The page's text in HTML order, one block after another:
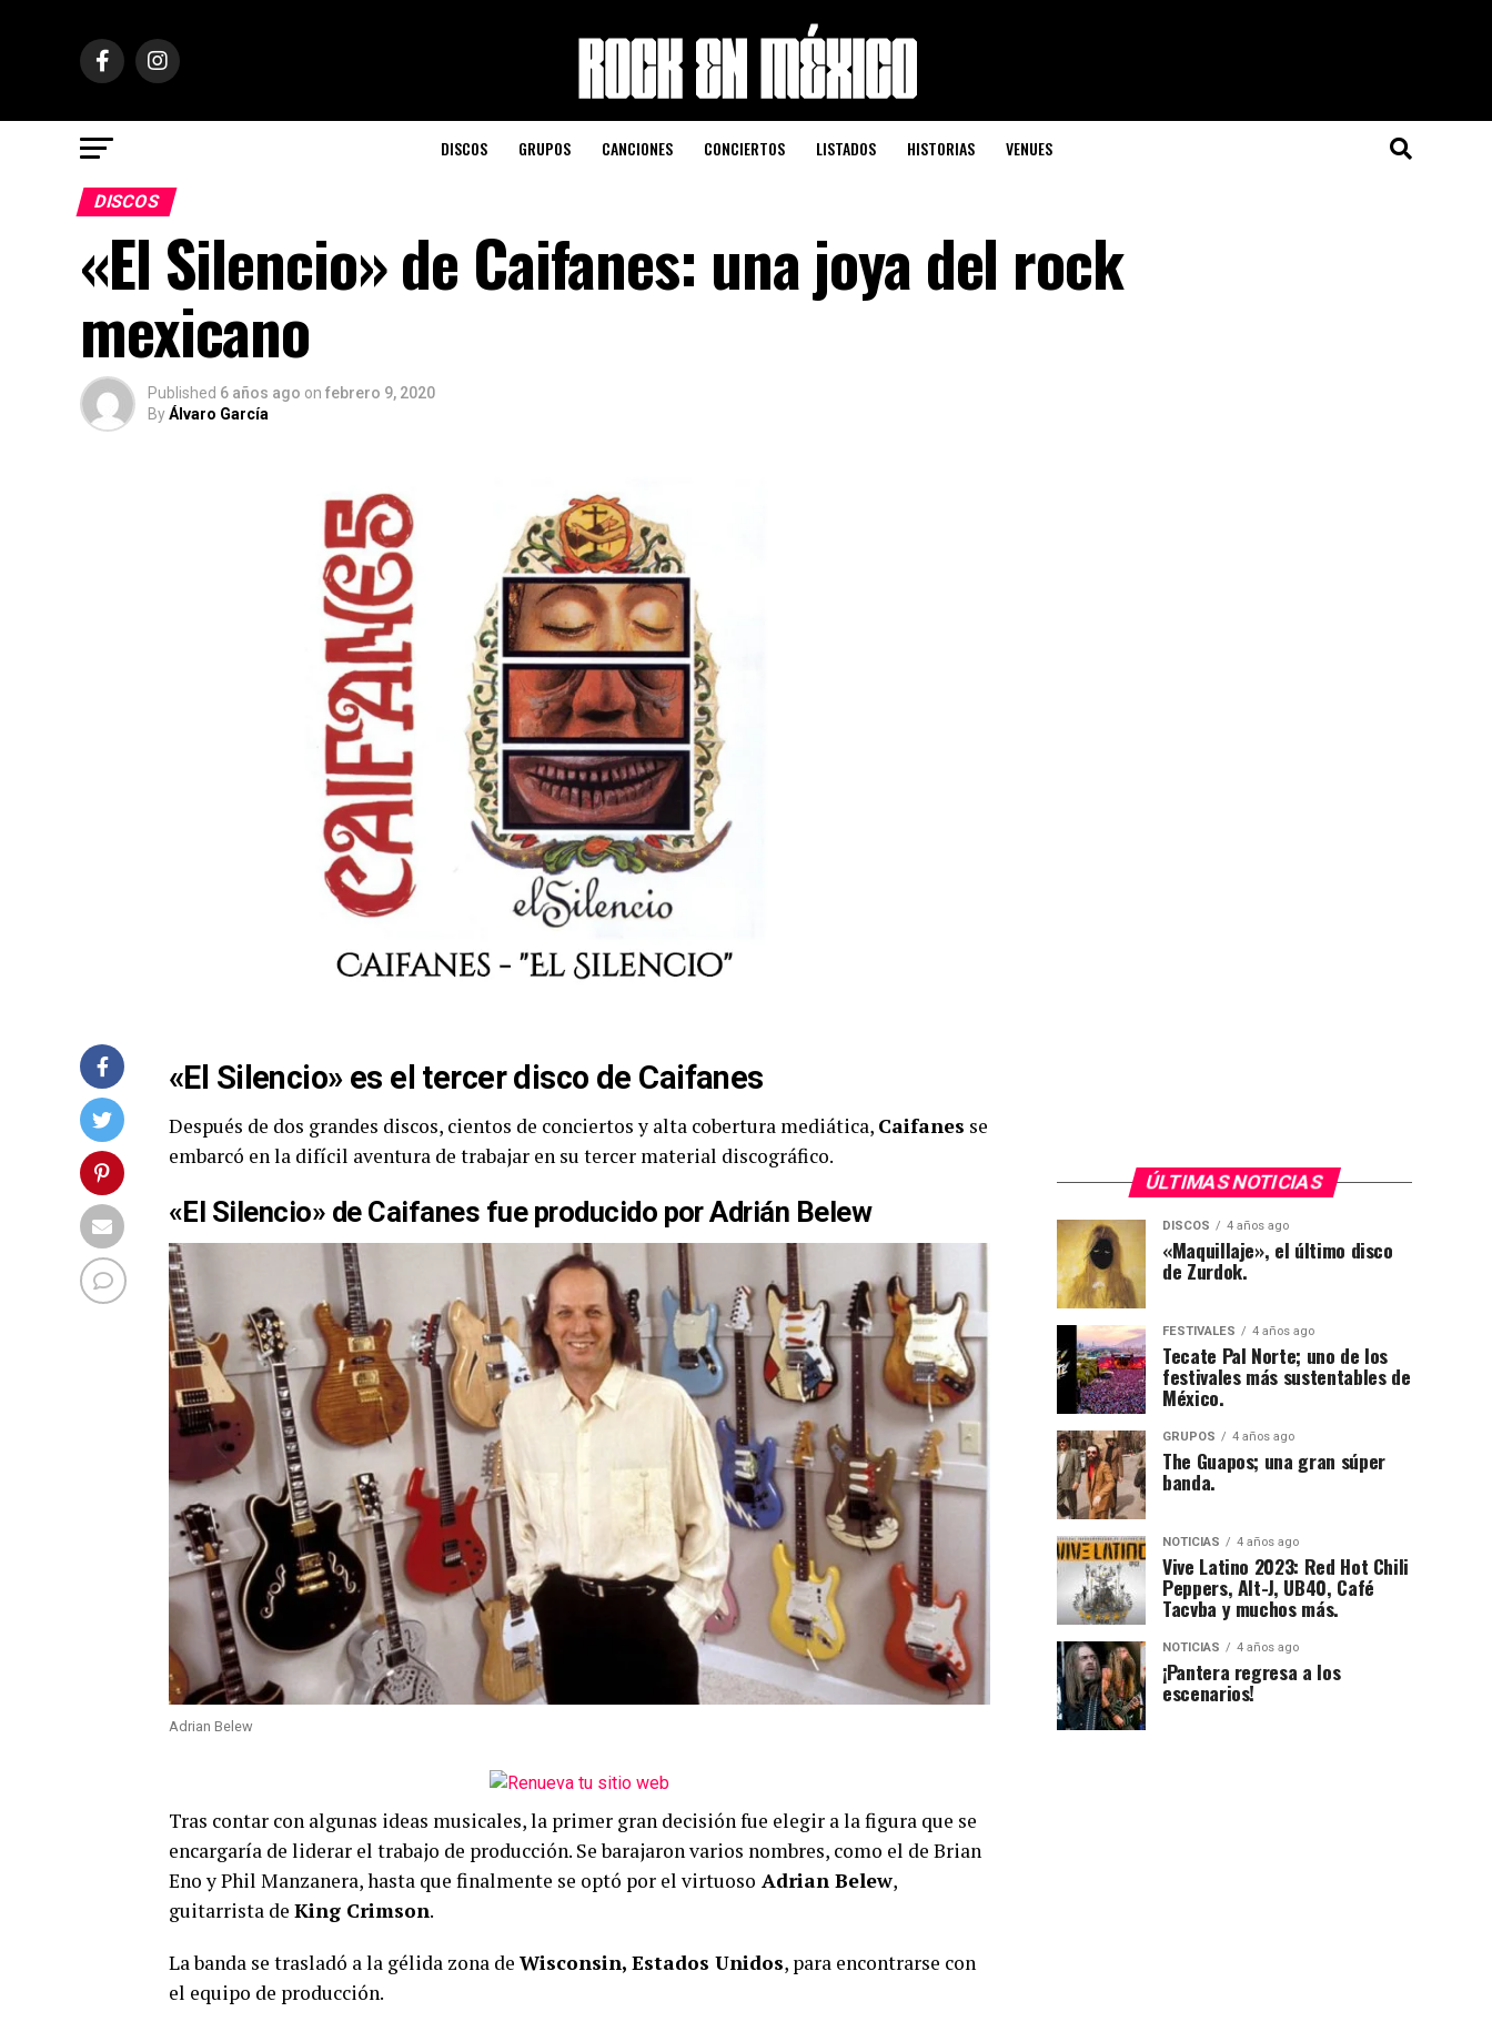
DISCOS GRUPOS CANCIONES CONCIERTOS LISTADOS HISTORIAS VENUES
DISCOS
«El Silencio» de Caifanes: una joya del rock
mexicano
Published 6 años ago on febrero 9, 2020
ByÁlvaro García
«El Silencio» es el tercer disco de Caifanes
Después de dos grandes discos, cientos de conciertos y alta cobertura mediática, Caifanes se
embarcó en la difícil aventura de trabajar en su tercer material discográfico.
«El Silencio» de Caifanes fue producido por Adrián Belew
Adrian Belew
Tras contar con algunas ideas musicales, la primer gran decisión fue elegir a la figura que se
encargaría de liderar el trabajo de producción. Se barajaron varios nombres, como el de Brian
Eno y Phil Manzanera, hasta que finalmente se optó por el virtuoso Adrian Belew,
guitarrista de King Crimson.
La banda se trasladó a la gélida zona de Wisconsin, Estados Unidos, para encontrarse con
el equipo de producción.
ÚLTIMAS NOTICIAS
DISCOS 4 años ago
«Maquillaje», el último disco
de Zurdok.
FESTIVALES 4 años ago
Tecate Pal Norte; uno de los
festivales más sustentables de
México.
GRUPOS 4 años ago
The Guapos; una gran súper
banda.
NOTICIAS 4 años ago
Vive Latino 2023: Red Hot Chili
Peppers, Alt-J, UB40, Café
Tacvba y muchos más.
NOTICIAS 4 años ago
¡Pantera regresa a los
escenarios!